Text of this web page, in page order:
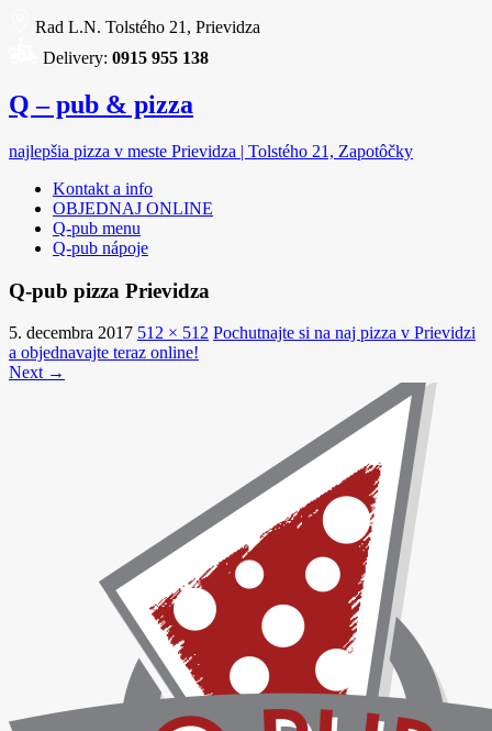
Rad L.N. Tolstého 21, Prievidza
Delivery: 0915 955 138
Q – pub & pizza
najlepšia pizza v meste Prievidza | Tolstého 21, Zapotôčky
Kontakt a info
OBJEDNAJ ONLINE
Q-pub menu
Q-pub nápoje
Q-pub pizza Prievidza
5. decembra 2017 512 × 512 Pochutnajte si na naj pizza v Prievidzi
a objednavajte teraz online!
Next →